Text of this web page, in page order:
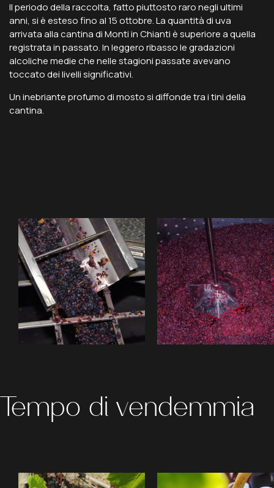
Il periodo della raccolta, fatto piuttosto raro negli ultimi
anni, si è esteso fino al 15 ottobre. La quantità di uva
arrivata alla cantina di Monti in Chianti è superiore a quella
registrata in passato. In leggero ribasso le gradazioni
alcoliche medie che nelle stagioni passate avevano
toccato dei livelli significativi.
Un inebriante profumo di mosto si diffonde tra i tini della
cantina.
Tempo di vendemmia